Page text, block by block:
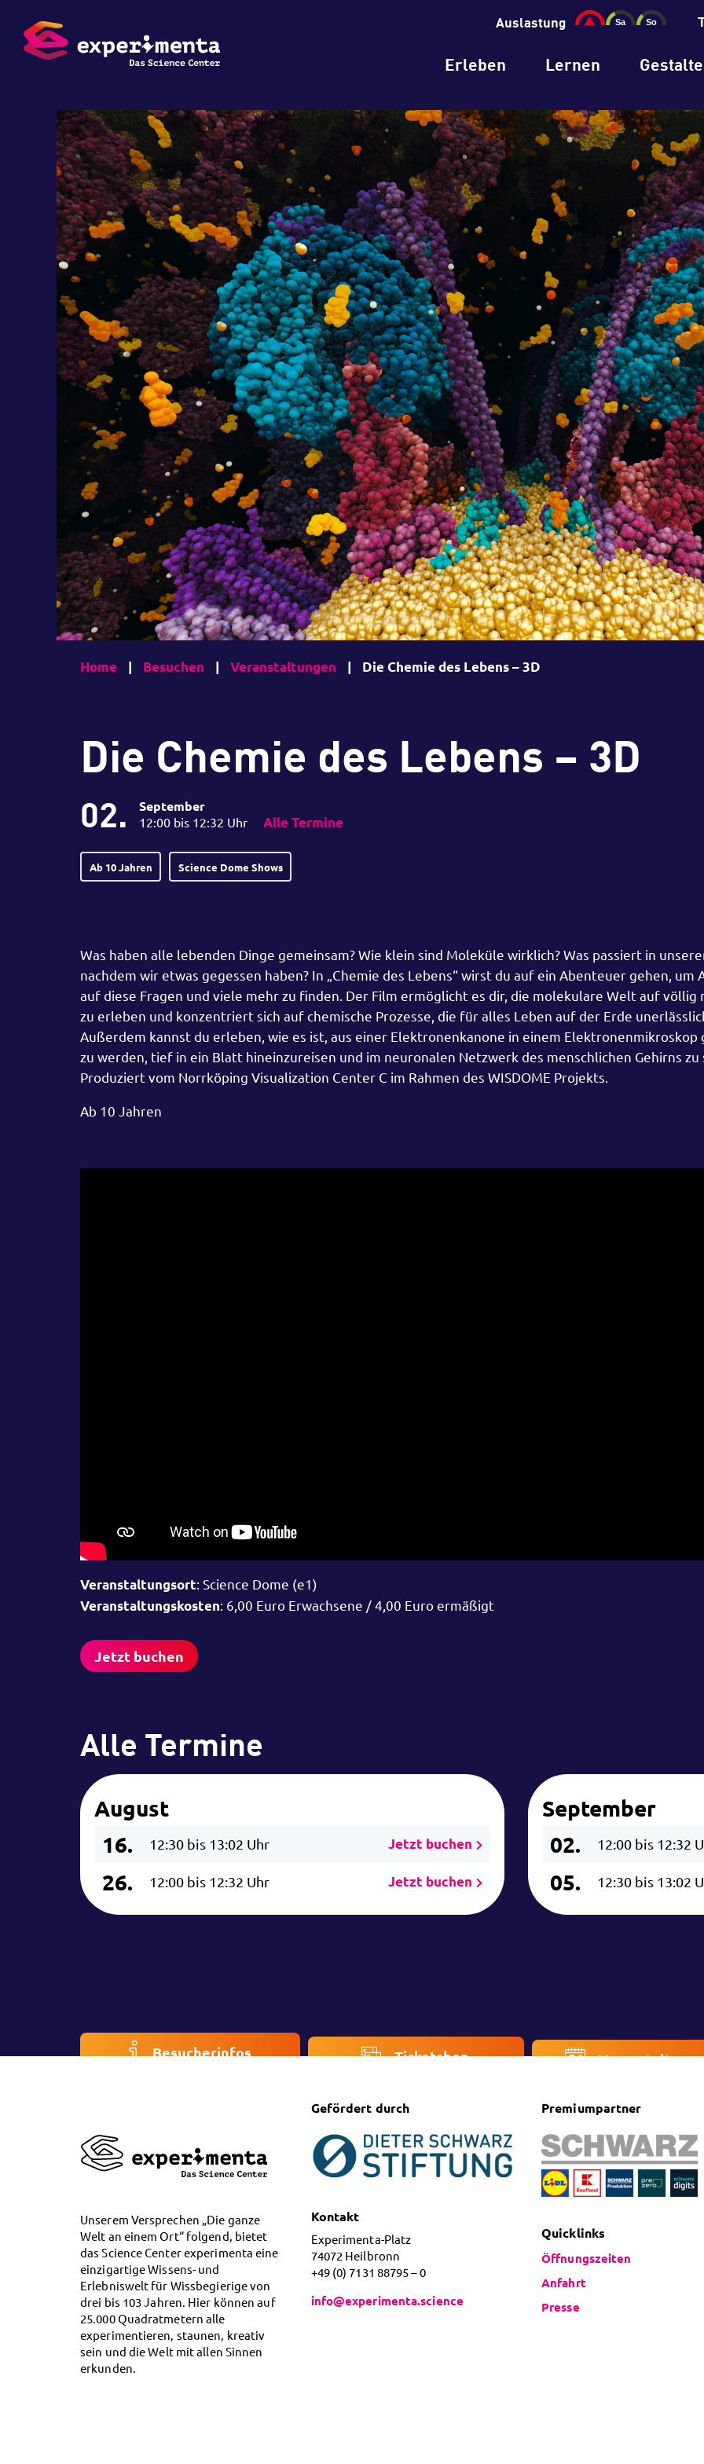
Auslastung
Erleben Lernen
Home | Besuchen | Veranstaltungen | Die Chemie des Lebens – 3D
Die Chemie des Lebens – 3D
02. September
12:00 bis 12:32 Uhr Alle Termine
Ab 10 Jahren Science Dome Shows
Was haben alle lebenden Dinge gemeinsam? Wie klein sind Moleküle wirklich? Was passiert in
nachdem wir etwas gegessen haben? In „Chemie des Lebens“ wirst du auf ein Abenteuer gehen, um
auf diese Fragen und viele mehr zu finden. Der Film ermöglicht es dir, die molekulare Welt auf völlig
zu erleben und konzentriert sich auf chemische Prozesse, die für alles Leben auf der Erde
Außerdem kannst du erleben, wie es ist, aus einer Elektronenkanone in einem Elektronenmikroskop
zu werden, tief in ein Blatt hineinzureisen und im neuronalen Netzwerk des menschlichen Gehirns zu
Produziert vom Norrköping Visualization Center C im Rahmen des WISDOME Projekts.
Ab 10 Jahren
Veranstaltungsort: Science Dome (e1)
Veranstaltungskosten: 6,00 Euro Erwachsene / 4,00 Euro ermäßigt
Jetzt buchen
Alle Termine
August
16.
12:30 bis 13:02 Uhr Jetzt buchen
26. 12:00 bis 12:32 Uhr Jetzt buchen
September
02.
12:00 bis 12:32
05. 12:30 bis 13:02
Besucherinfos Ticketshop
Unserem Versprechen „Die ganze
Welt an einem Ort“ folgend, bietet
das Science Center experimenta eine
einzigartige Wissens- und
Erlebniswelt für Wissbegierige von
drei bis 103 Jahren. Hier können auf
25.000 Quadratmetern alle
experimentieren, staunen, kreativ
sein und die Welt mit allen Sinnen
erkunden.
Gefördert durch
Kontakt
Experimenta-Platz
74072 Heilbronn
+49 (0) 7131 88795 – 0
info@experimenta.science
Premiumpartner
Quicklinks
Öffnungszeiten
Anfahrt
Presse